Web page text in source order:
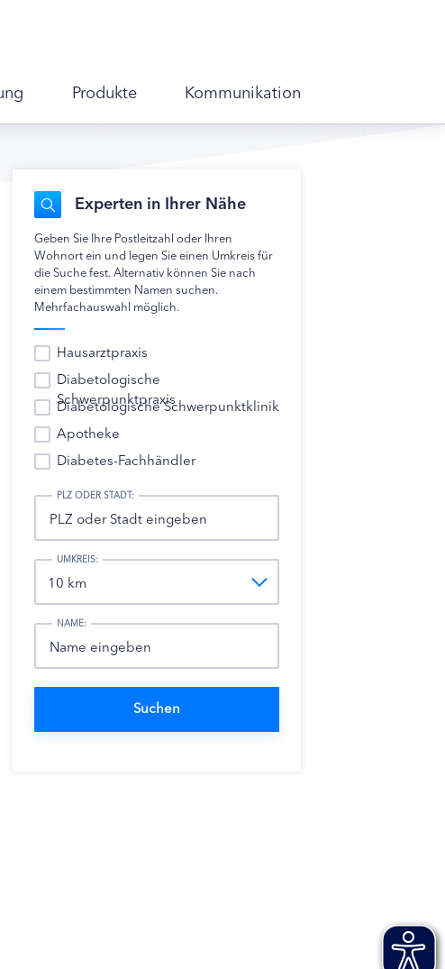
Produkte Kommunikation
Experten in Ihrer Nähe
Geben Sie Ihre Postleitzahl oder Ihren
Wohnort ein und legen Sie einen Umkreis für
die Suche fest. Alternativ können Sie nach
einem bestimmten Namen suchen.
Mehrfachauswahl möglich.
Hausarztpraxis
Diabetologische
Schwerpunktpraxis
Diabetologische Schwerpunktklinik
Apotheke
Diabetes-Fachhändler
PLZ ODER STADT:
UMKREIS:
NAME: